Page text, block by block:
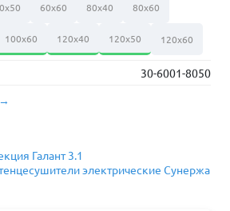
60х60 80х40 80х60
100х60 120х40 120х50 120х60
30-6001-8050
Галант 3.1
электрические Сунержа